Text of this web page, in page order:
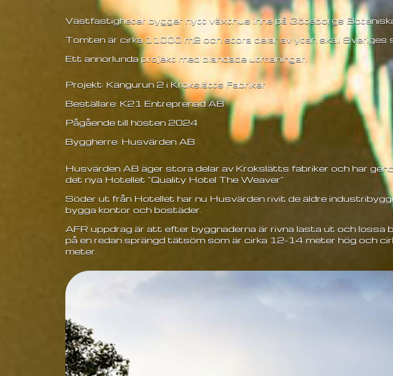
Västfastigheter bygger nytt växthus inne på Göteborgs
Tomten är cirka 11000 m2 och stora delar av ytan skall
Ett annorlunda projekt med blandade utmaningar.
Projekt: Kängurun 2 i Krokslätts Fabriker
Beställare: K21 Entreprenad AB
Pågående till hösten 2024
Byggherre: Husvärden AB
Husvärden AB äger stora delar av Krokslätts fabriker och har
det nya Hotellet ”Quality Hotel The Weaver”
Söder ut från Hotellet har nu Husvärden rivit de äldre
bygga kontor och bostäder.
AFR uppdrag är att efter byggnaderna är rivna lasta ut och
på en redan sprängd tätsöm som är cirka 12-14 meter hög och
meter.